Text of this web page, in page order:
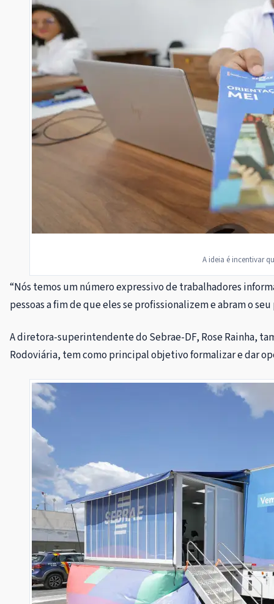
A ideia é incentivar
“Nós temos um número expressivo de trabalhadores
pessoas a fim de que eles se profissionalizem e abram o
A diretora-superintendente do Sebrae-DF, Rose Rainha,
Rodoviária, tem como principal objetivo formalizar e dar